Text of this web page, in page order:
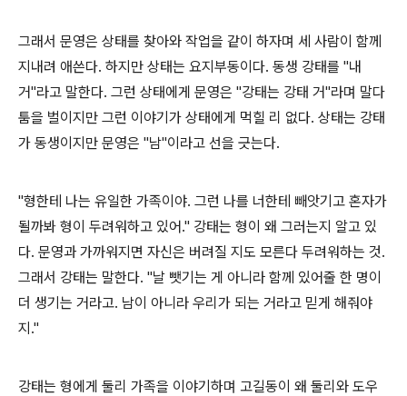
그래서 문영은 상태를 찾아와 작업을 같이 하자며 세 사람이 함께
지내려 애쓴다. 하지만 상태는 요지부동이다. 동생 강태를 "내
거"라고 말한다. 그런 상태에게 문영은 "강태는 강태 거"라며 말다
툼을 벌이지만 그런 이야기가 상태에게 먹힐 리 없다. 상태는 강태
가 동생이지만 문영은 "남"이라고 선을 긋는다.
"형한테 나는 유일한 가족이야. 그런 나를 너한테 빼앗기고 혼자가
될까봐 형이 두려워하고 있어." 강태는 형이 왜 그러는지 알고 있
다. 문영과 가까워지면 자신은 버려질 지도 모른다 두려워하는 것.
그래서 강태는 말한다. "날 뺏기는 게 아니라 함께 있어줄 한 명이
더 생기는 거라고. 남이 아니라 우리가 되는 거라고 믿게 해줘야
지."
강태는 형에게 둘리 가족을 이야기하며 고길동이 왜 둘리와 도우